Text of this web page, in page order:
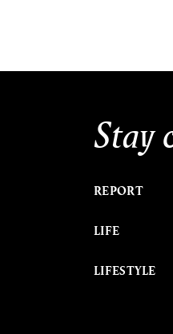
Stay
REPORT
LIFE
LIFESTYLE